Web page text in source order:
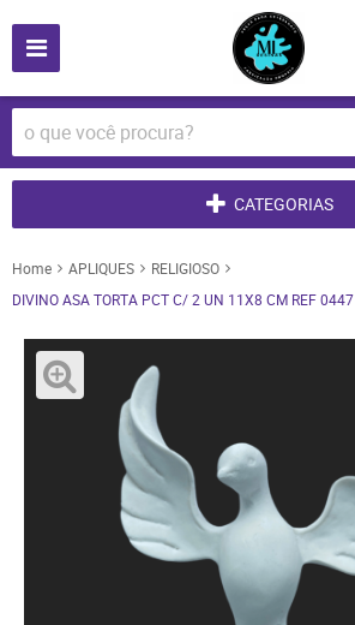
CATEGORIAS
Home APLIQUES
RELIGIOSO
DIVINO ASA TORTA PCT C/ 2 UN 11X8 CM REF 0447